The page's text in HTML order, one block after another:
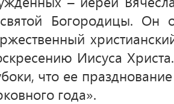
Богородицы. Он
Иисуса
что ее
года».